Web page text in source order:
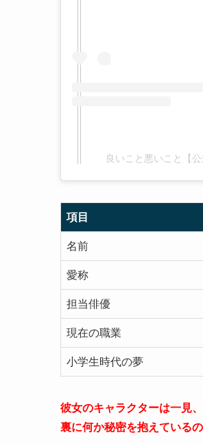
良いこと悪いこと【
項目
名前
愛称
担当俳優
現在の職業
小学生時代の夢
彼女のキャラクターは一見
裏に何か秘密を抱えている